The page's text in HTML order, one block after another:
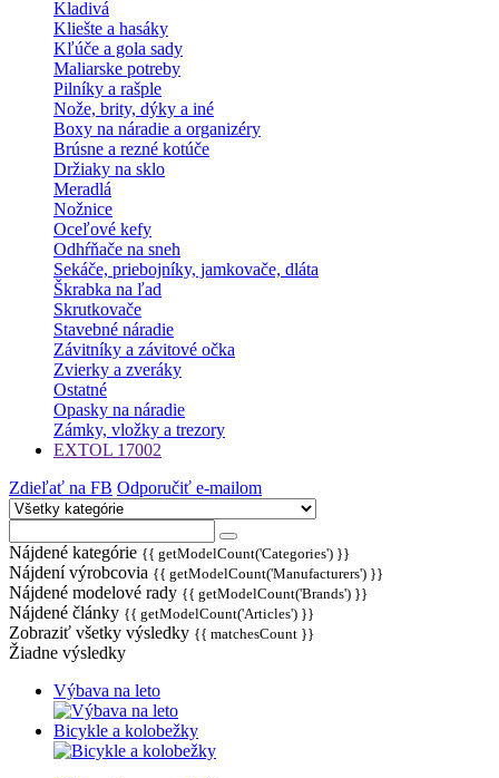
Kladivá
Kliešte a hasáky
Kľúče a gola sady
Maliarske potreby
Pilníky a rašple
Nože, brity, dýky a iné
Boxy na náradie a organizéry
Brúsne a rezné kotúče
Držiaky na sklo
Meradlá
Nožnice
Oceľové kefy
Odhŕňače na sneh
Sekáče, priebojníky, jamkovače, dláta
Škrabka na ľad
Skrutkovače
Stavebné náradie
Závitníky a závitové očka
Zvierky a zveráky
Ostatné
Opasky na náradie
Zámky, vložky a trezory
EXTOL 17002
Zdieľať na FB Odporučiť e-mailom
Nájdené kategórie {{ getModelCount('Categories') }}
Nájdení výrobcovia {{ getModelCount('Manufacturers') }}
Nájdené modelové rady {{ getModelCount('Brands') }}
Nájdené články {{ getModelCount('Articles') }}
Zobraziť všetky výsledky {{ matchesCount }}
Žiadne výsledky
Výbava na leto
Bicykle a kolobežky